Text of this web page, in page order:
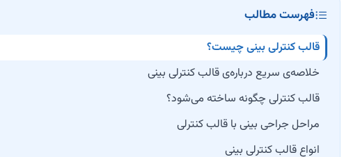
فهرست مطالب
قالب کنترلی بینی چیست؟
خلاصه‌ی سریع درباره‌ی قالب کنترلی بینی
قالب کنترلی چگونه ساخته می‌شود؟
مراحل جراحی بینی با قالب کنترلی
انواع قالب کنترلی بینی